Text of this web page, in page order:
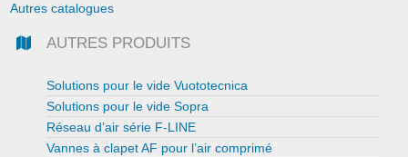
Autres catalogues
AUTRES PRODUITS
Solutions pour le vide Vuototecnica
Solutions pour le vide Sopra
Réseau d’air série F-LINE
Vannes à clapet AF pour l’air comprimé